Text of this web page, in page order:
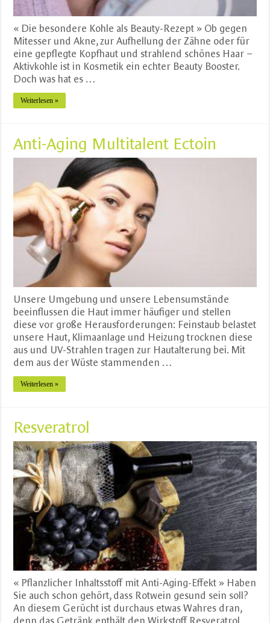
« Die besondere Kohle als Beauty-Rezept » Ob gegen
Mitesser und Akne, zur Aufhellung der Zähne oder für
eine gepflegte Kopfhaut und strahlend schönes Haar –
Aktivkohle ist in Kosmetik ein echter Beauty Booster.
Doch was hat es …
Weiterlesen »
Anti-Aging Multitalent Ectoin
Unsere Umgebung und unsere Lebensumstände
beeinflussen die Haut immer häufiger und stellen
diese vor große Herausforderungen: Feinstaub belastet
unsere Haut, Klimaanlage und Heizung trocknen diese
aus und UV-Strahlen tragen zur Hautalterung bei. Mit
dem aus der Wüste stammenden …
Weiterlesen »
Resveratrol
« Pflanzlicher Inhaltsstoff mit Anti-Aging-Effekt » Haben
Sie auch schon gehört, dass Rotwein gesund sein soll?
An diesem Gerücht ist durchaus etwas Wahres dran,
denn das Getränk enthält den Wirkstoff Resveratrol.